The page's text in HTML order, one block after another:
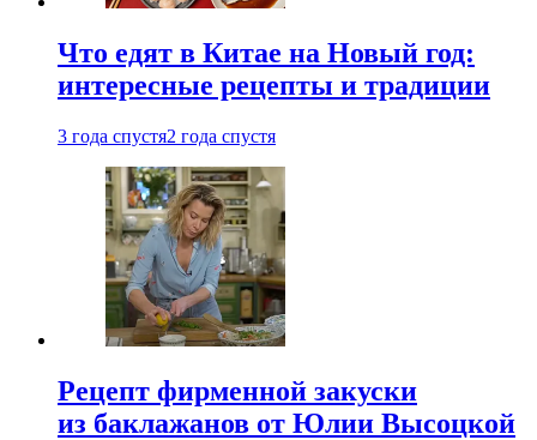
Что едят в Китае на Новый год:
интересные рецепты и традиции
3 года спустя2 года спустя
Рецепт фирменной закуски
из баклажанов от Юлии Высоцкой